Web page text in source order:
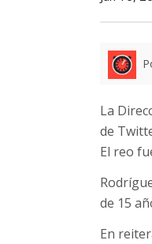
La
de
El reo
de 15
En